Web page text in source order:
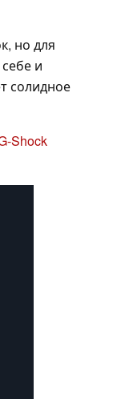
но для
и
солидное
Shock